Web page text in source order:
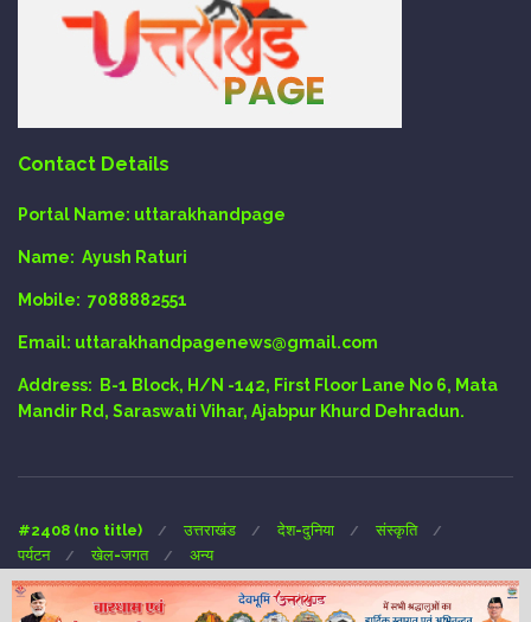
Contact Details
Portal Name: uttarakhandpage
Name: Ayush Raturi
Mobile: 7088882551
Email: uttarakhandpagenews@gmail.com
Address:
B-1 Block, H/N -142, First Floor Lane No 6, Mata
Mandir Rd, Saraswati Vihar, Ajabpur Khurd Dehradun.
#2408 (no title) उत्तराखंड देश-दुनिया
संस्कृति
पर्यटन
खेल-जगत अन्य
Copyright © 2024 UTTARAKHAND-PAGE